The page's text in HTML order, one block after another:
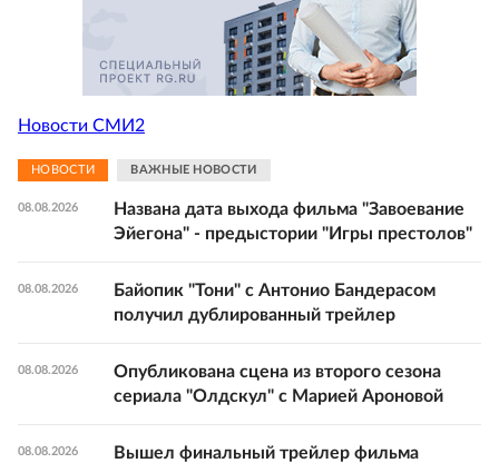
Новости СМИ2
НОВОСТИ ВАЖНЫЕ НОВОСТИ
08.08.2026
Названа дата выхода фильма "Завоевание
Эйегона" - предыстории "Игры престолов"
08.08.2026
Байопик "Тони" с Антонио Бандерасом
получил дублированный трейлер
08.08.2026
Опубликована сцена из второго сезона
сериала "Олдскул" с Марией Ароновой
08.08.2026
Вышел финальный трейлер фильма